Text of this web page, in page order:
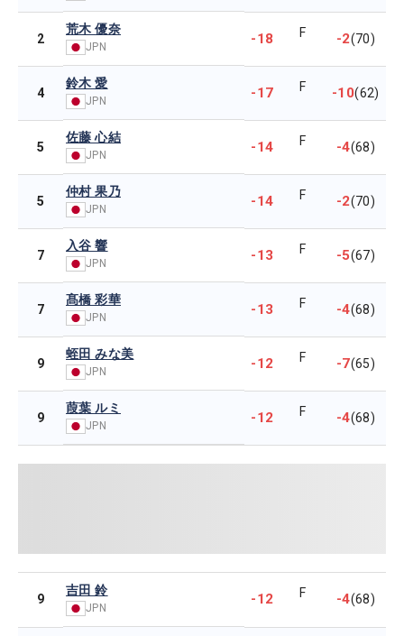
2
荒木 優奈
JPN -18 F -2(70)
4
鈴木 愛
JPN -17 F -10(62)
5
佐藤 心結
JPN -14 F -4(68)
5
仲村 果乃
JPN -14 F -2(70)
7
入谷 響
JPN -13 F -5(67)
7
髙橋 彩華
JPN -13 F -4(68)
9
蛭田 みな美
JPN -12 F -7(65)
9
葭葉 ルミ
JPN -12 F -4(68)
9
吉田 鈴
JPN
-12 F -4(68)